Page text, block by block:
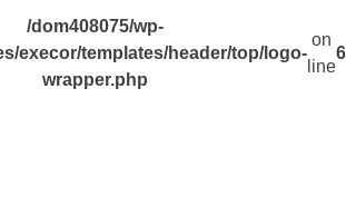
/dom408075/wp-
execor/templates/header/top/logo-
wrapper.php
on
line
6